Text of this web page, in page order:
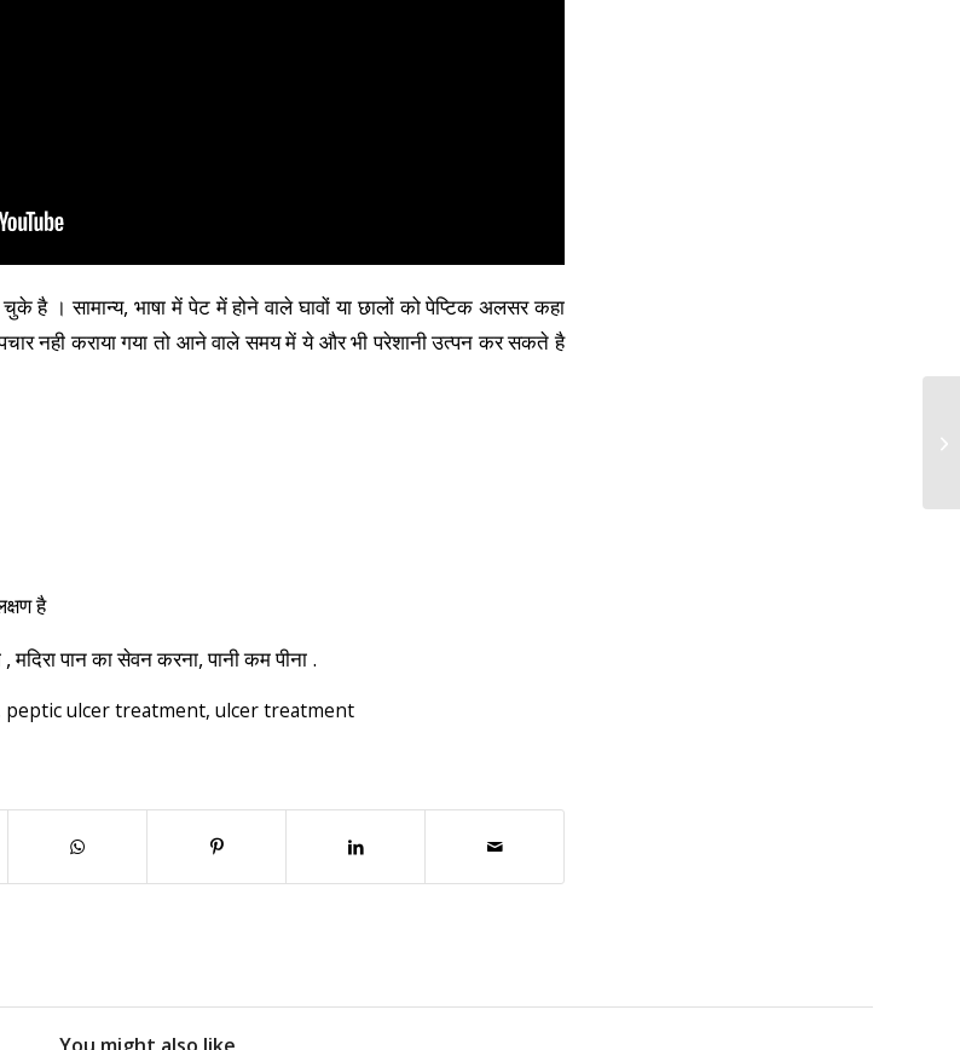
चुके है । सामान्य, भाषा में पेट में होने वाले घावों या छालों को पेप्टिक अलसर कहा
नही कराया गया तो आने वाले समय में ये और भी परेशानी उत्पन कर सकते है
है
पान का सेवन करना, पानी कम पीना .
peptic ulcer treatment, ulcer treatment